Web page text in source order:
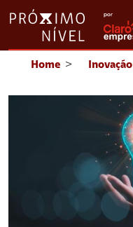
Home > Inovação